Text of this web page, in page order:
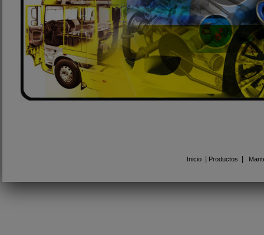
Inicio| Productos